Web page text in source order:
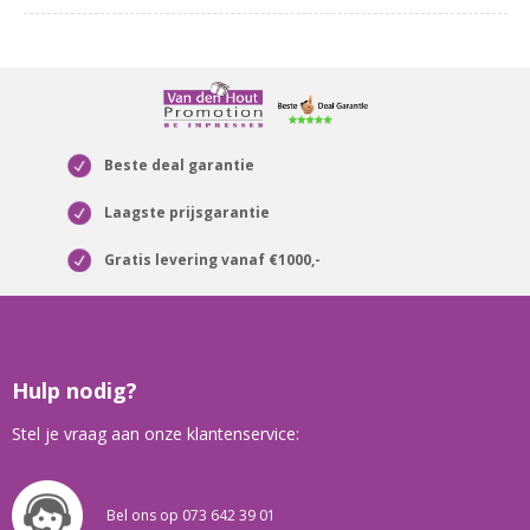
Beste deal garantie
Laagste prijsgarantie
Gratis levering vanaf €1000,-
Hulp nodig?
Stel je vraag aan onze klantenservice:
Bel ons op 073 642 39 01